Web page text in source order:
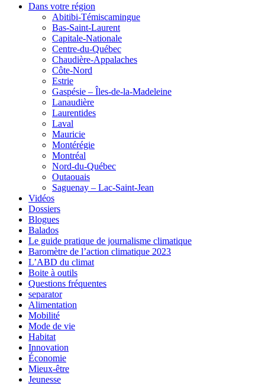
Dans votre région
Abitibi-Témiscamingue
Bas-Saint-Laurent
Capitale-Nationale
Centre-du-Québec
Chaudière-Appalaches
Côte-Nord
Estrie
Gaspésie – Îles-de-la-Madeleine
Lanaudière
Laurentides
Laval
Mauricie
Montérégie
Montréal
Nord-du-Québec
Outaouais
Saguenay – Lac-Saint-Jean
Vidéos
Dossiers
Blogues
Balados
Le guide pratique de journalisme climatique
Baromètre de l’action climatique 2023
L’ABD du climat
Boite à outils
Questions fréquentes
separator
Alimentation
Mobilité
Mode de vie
Habitat
Innovation
Économie
Mieux-être
Jeunesse